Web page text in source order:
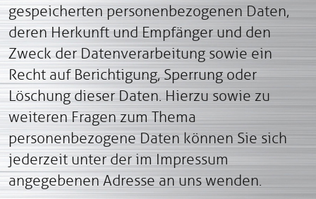
gespeicherten personenbezogenen Daten,
deren Herkunft und Empfänger und den
Zweck der Datenverarbeitung sowie ein
Recht auf Berichtigung, Sperrung oder
Löschung dieser Daten. Hierzu sowie zu
weiteren Fragen zum Thema
personenbezogene Daten können Sie sich
jederzeit unter der im Impressum
angegebenen Adresse an uns wenden.